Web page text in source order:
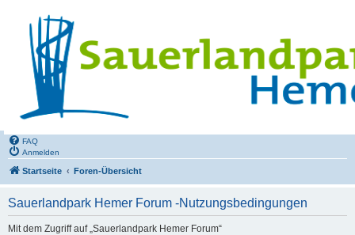
FAQ
Anmelden
Startseite Foren-Übersicht
Sauerlandpark Hemer Forum -Nutzungsbedingungen
Mit dem Zugriff auf „Sauerlandpark Hemer Forum“